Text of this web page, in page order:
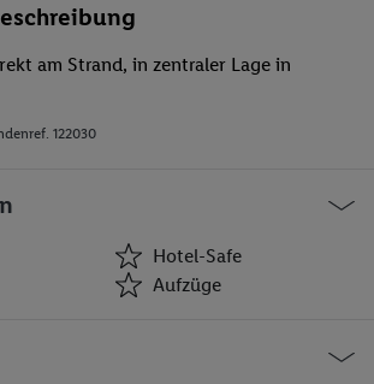
am Strand, in zentraler Lage in
122030
Hotel-Safe
Aufzüge